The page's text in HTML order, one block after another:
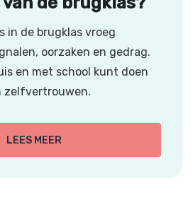
in de brugklas vroeg
oorzaken en gedrag.
en met school kunt doen
zelfvertrouwen.
LEES MEER